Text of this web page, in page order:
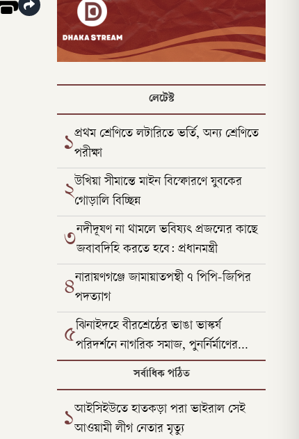
লেটেস্ট
১প্রথম শ্রেণিতে লটারিতে ভর্তি, অন্য শ্রেণিতে
পরীক্ষা
২উখিয়া সীমান্তে মাইন বিস্ফোরণে যুবকের
গোড়ালি বিচ্ছিন্ন
৩নদীদূষণ না থামলে ভবিষ্যৎ প্রজন্মের কাছে
জবাবদিহি করতে হবে: প্রধানমন্ত্রী
৪নারায়ণগঞ্জে জামায়াতপন্থী ৭ পিপি-জিপির
পদত্যাগ
৫ঝিনাইদহে বীরশ্রেষ্ঠের ভাঙা ভাস্কর্য
পরিদর্শনে নাগরিক সমাজ, পুনর্নির্মাণের
দাবি
সর্বাধিক পঠিত
১আইসিইউতে হাতকড়া পরা ভাইরাল সেই
আওয়ামী লীগ নেতার মৃত্যু